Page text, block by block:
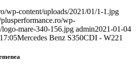
wp-content/uploads/2021/01/1-1.jpg
wp-
mare-340-156.jpg admin2021-01-04
Mercedes Benz S350CDI - W221